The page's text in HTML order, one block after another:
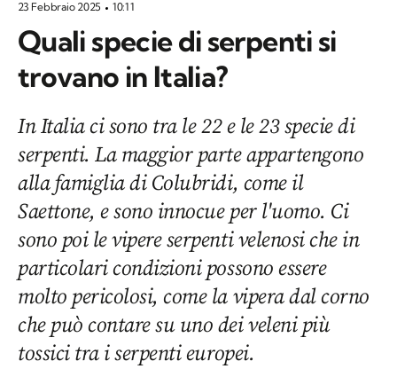
23 Febbraio 2025 10:11
Quali specie di serpenti si
trovano in Italia?
In Italia ci sono tra le 22 e le 23 specie di
serpenti. La maggior parte appartengono
alla famiglia di Colubridi, come il
Saettone, e sono innocue per l'uomo. Ci
sono poi le vipere serpenti velenosi che in
particolari condizioni possono essere
molto pericolosi, come la vipera dal corno
che può contare su uno dei veleni più
tossici tra i serpenti europei.